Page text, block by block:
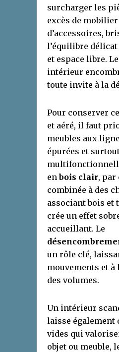
surcharger les
excès de mobilier
d’accessoires,
l’équilibre
et espace libre.
intérieur
toute invite à la
Pour conserver
et aéré, il faut
meubles aux
épurées et
enbois clair, par
combinée à des
associant bois et
crée un effet
accueillant. Le
un rôle clé,
mouvements et
des volumes.
Un intérieur
laisse également
vides qui
objet ou meuble,